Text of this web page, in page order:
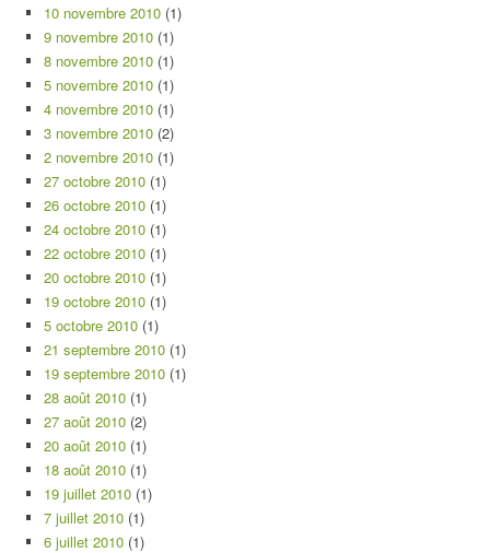
10 novembre 2010 (1)
9 novembre 2010 (1)
8 novembre 2010 (1)
5 novembre 2010 (1)
4 novembre 2010 (1)
3 novembre 2010 (2)
2 novembre 2010 (1)
27 octobre 2010 (1)
26 octobre 2010 (1)
24 octobre 2010 (1)
22 octobre 2010 (1)
20 octobre 2010 (1)
19 octobre 2010 (1)
5 octobre 2010 (1)
21 septembre 2010 (1)
19 septembre 2010 (1)
28 août 2010 (1)
27 août 2010 (2)
20 août 2010 (1)
18 août 2010 (1)
19 juillet 2010 (1)
7 juillet 2010 (1)
6 juillet 2010 (1)